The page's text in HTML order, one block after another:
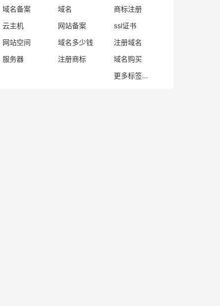
域名备案
域名
商标注册
云主机
网站备案
ssl证书
网站空间
域名多少钱
注册域名
服务器
注册商标
域名购买
更多标签...